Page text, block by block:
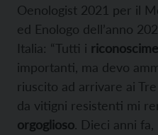
Oenologist 2021 per il
ed Enologo dell’anno
Italia: “Tutti i
importanti, ma devo
riuscito ad arrivare ai
da vitigni resistenti mi
orgoglioso. Dieci anni